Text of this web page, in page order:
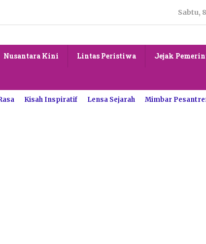
Sabtu,
Nusantara Kini Lintas Peristiwa Jejak
Kisah Inspiratif Lensa Sejarah Mimbar